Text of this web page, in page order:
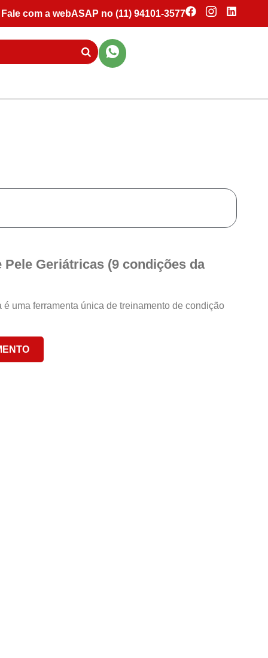
Fale com a webASAP no (11) 94101-3577
Geriátricas (9 condições da
uma ferramenta única de treinamento de condição